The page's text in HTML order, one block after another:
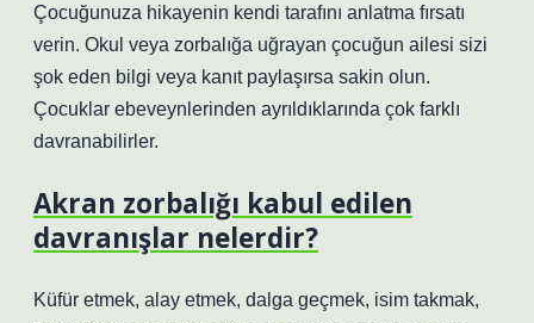
Çocuğunuza hikayenin kendi tarafını anlatma fırsatı
verin. Okul veya zorbalığa uğrayan çocuğun ailesi sizi
şok eden bilgi veya kanıt paylaşırsa sakin olun.
Çocuklar ebeveynlerinden ayrıldıklarında çok farklı
davranabilirler.
Akran zorbalığı kabul edilen
davranışlar nelerdir?
Küfür etmek, alay etmek, dalga geçmek, isim takmak,